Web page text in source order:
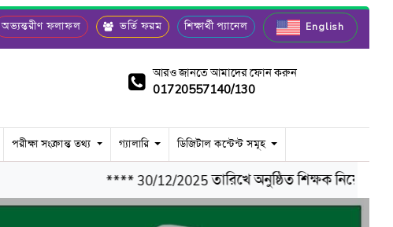
অভ্যন্তরীণ ফলাফল ভর্তি ফরম শিক্ষার্থী প্যানেল English
আরও জানতে আমাদের ফোন করুন
01720557140/130
পরীক্ষা সংক্রান্ত তথ্য গ্যালারি ডিজিটাল কন্টেন্ট সমূহ
**** 30/12/2025 তারিখে অনুষ্ঠিত শিক্ষক নিয়োগ